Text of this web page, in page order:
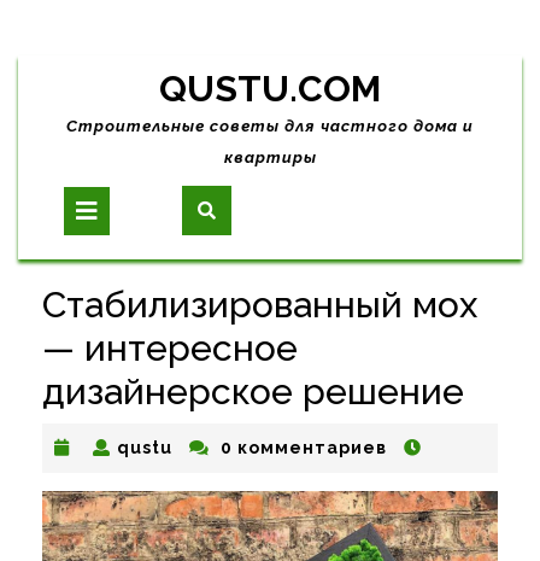
Skip
content
QUSTU.COM
Строительные советы для частного дома и
квартиры
Open
Button
Стабилизированный мох
— интересное
дизайнерское решение
qustu qustu0 комментариев